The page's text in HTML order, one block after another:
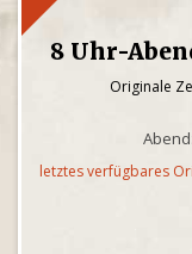
8 Uhr-
Originale
letztes verfügbares